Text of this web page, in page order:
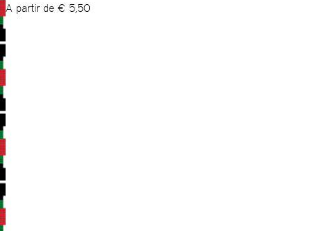
A partir de € 5,50